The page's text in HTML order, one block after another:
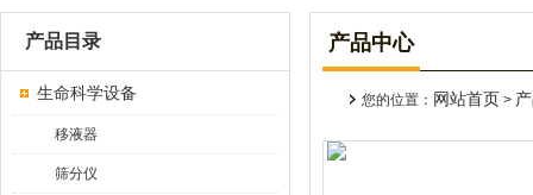
产品目录
生命科学设备
移液器
筛分仪
产品中心
您的位置： 网站首页 >